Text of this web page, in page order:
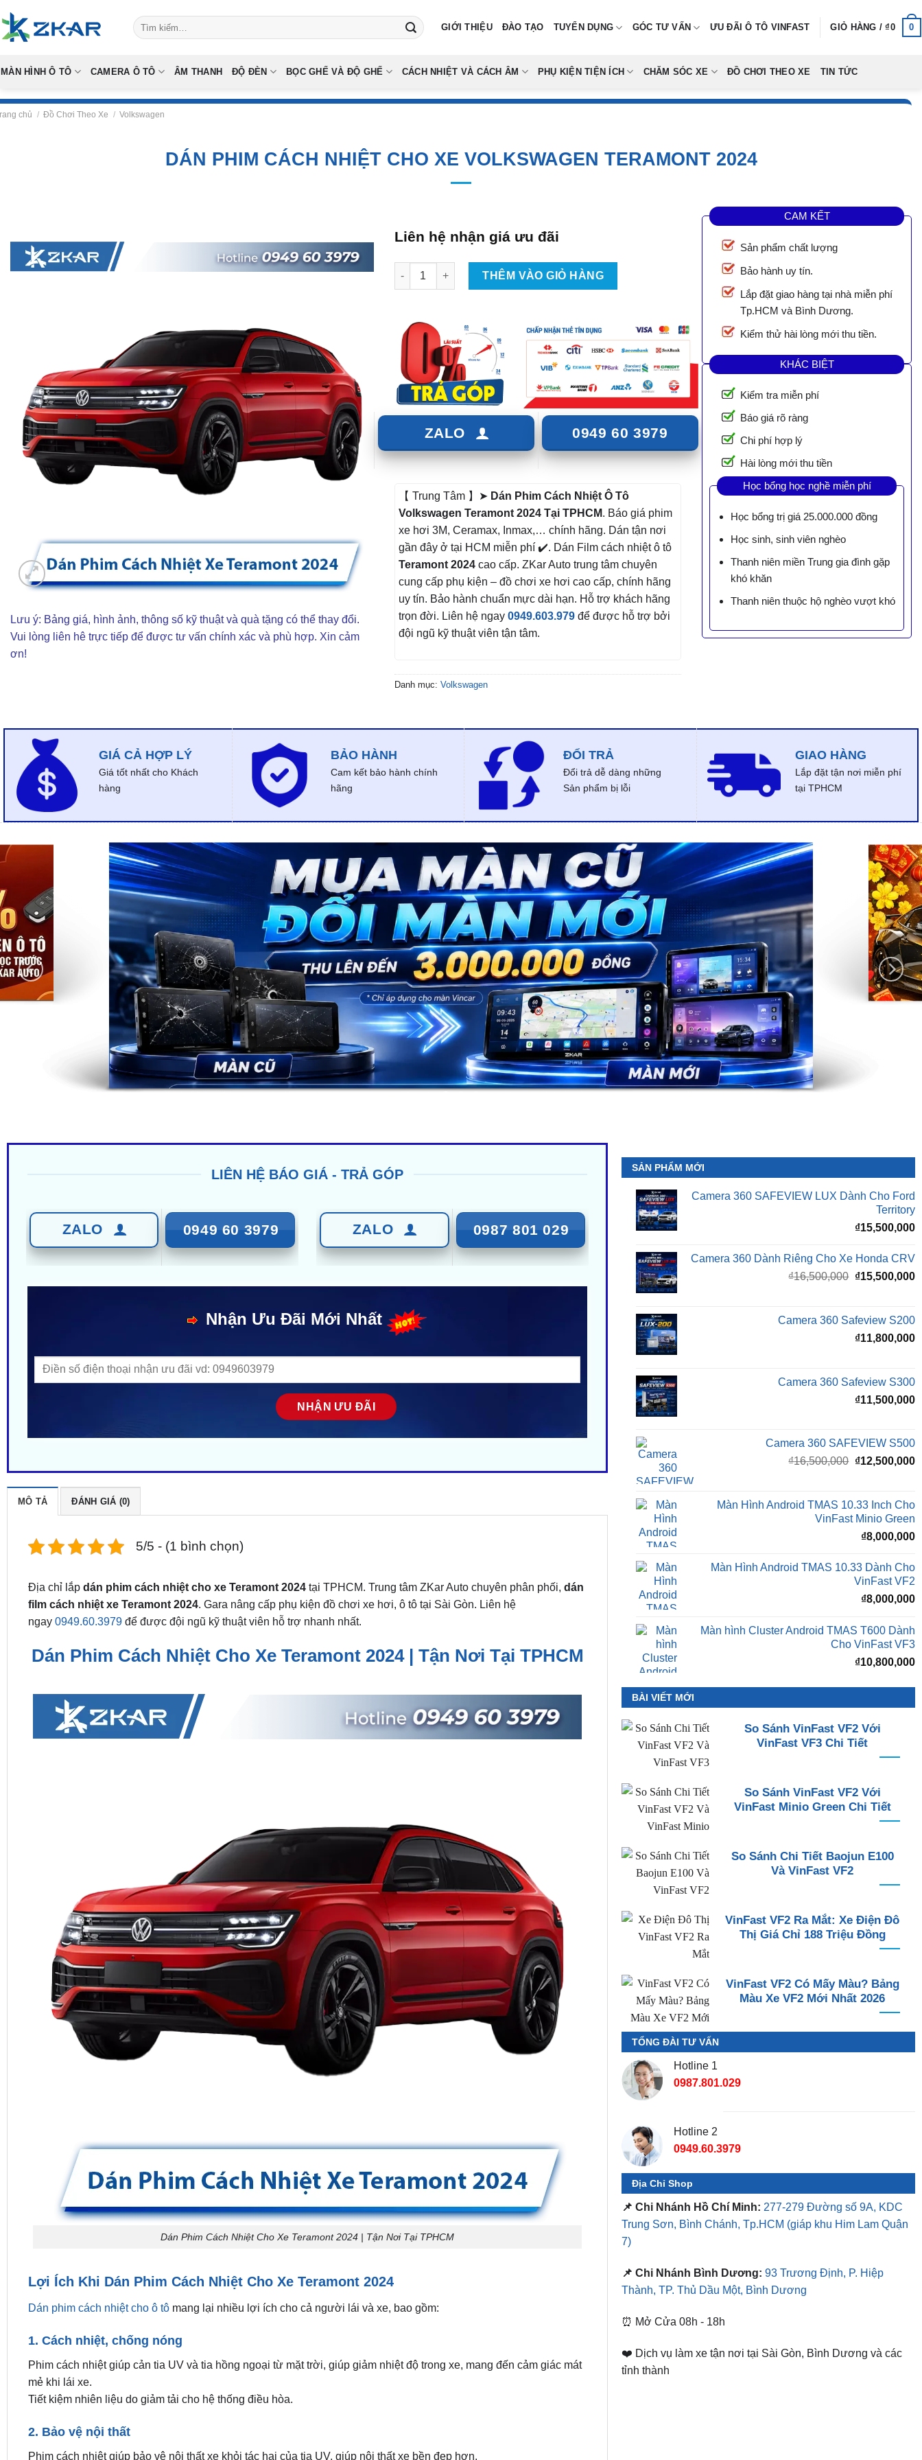
to
content
Tìm
kiếm:
GIỚI THIỆU ĐÀO TẠO TUYỂN DỤNG GÓC TƯ VẤN ƯU ĐÃI Ô TÔ VINFAST GIỎ HÀNG /₫0 0
MÀN HÌNH Ô TÔ CAMERA Ô TÔ ÂM THANH ĐỘ ĐÈN BỌC GHẾ VÀ ĐỘ GHẾ CÁCH NHIỆT VÀ CÁCH ÂM PHỤ KIỆN TIỆN ÍCH CHĂM SÓC XE ĐỒ CHƠI THEO XE TIN TỨC
chủ / Đồ Chơi Theo Xe / Volkswagen
DÁN PHIM CÁCH NHIỆT CHO XE VOLKSWAGEN TERAMONT 2024
Lưu ý: Bảng giá, hình ảnh, thông số kỹ thuật và quà tặng có thể thay đổi.
Vui lòng liên hê trực tiếp để được tư vấn chính xác và phù hợp. Xin cảm
ơn!
Liên hệ nhận giá ưu đãi
Dán Phim Cách Nhiệt Cho Xe Volkswagen Teramont 2024 số lượng
THÊM VÀO GIỎ HÀNG
ZALO 0949 60 3979
【 Trung Tâm 】➤ Dán Phim Cách Nhiệt Ô Tô
Volkswagen Teramont 2024 Tại TPHCM. Báo giá phim
xe hơi 3M, Ceramax, Inmax,… chính hãng. Dán tận nơi
gần đây ở tại HCM miễn phí ✔️. Dán Film cách nhiệt ô tô
Teramont 2024 cao cấp. ZKar Auto trung tâm chuyên
cung cấp phụ kiện – đồ chơi xe hơi cao cấp, chính hãng
uy tín. Bảo hành chuẩn mực dài hạn. Hỗ trợ khách hãng
trọn đời. Liên hệ ngay 0949.603.979 để được hỗ trợ bởi
đội ngũ kỹ thuật viên tận tâm.
Danh mục: Volkswagen
CAM KẾT
Sản phẩm chất lượng
Bảo hành uy tín.
Lắp đặt giao hàng tại nhà miễn phí
Tp.HCM và Bình Dương.
Kiểm thử hài lòng mới thu tiền.
KHÁC BIỆT
Kiểm tra miễn phí
Báo giá rõ ràng
Chi phí hợp lý
Hài lòng mới thu tiền
Học bổng học nghề miễn phí
Học bổng trị giá 25.000.000 đồng
Học sinh, sinh viên nghèo
Thanh niên miền Trung gia đình gặp
khó khăn
Thanh niên thuộc hộ nghèo vượt khó
GIÁ CẢ HỢP LÝ
Giá tốt nhất cho Khách
hàng
BẢO HÀNH
Cam kết bảo hành chính
hãng
ĐỔI TRẢ
Đổi trả dễ dàng những
Sản phẩm bị lỗi
GIAO HÀNG
Lắp đặt tận nơi miễn phí
tại TPHCM
LIÊN HỆ BÁO GIÁ - TRẢ GÓP
ZALO 0949 60 3979 ZALO 0987 801 029
Nhận Ưu Đãi Mới Nhất
MÔ TẢ ĐÁNH GIÁ (0)
5/5 - (1 bình chọn)
Địa chỉ lắp dán phim cách nhiệt cho xe Teramont 2024tại TPHCM. Trung tâm ZKar Auto chuyên phân phối, dán
film cách nhiệt xe Teramont 2024. Gara nâng cấp phụ kiện đồ chơi xe hơi, ô tô tại Sài Gòn. Liên hệ
ngay 0949.60.3979để được đội ngũ kỹ thuật viên hỗ trợ nhanh nhất.
Dán Phim Cách Nhiệt Cho Xe Teramont 2024 | Tận Nơi Tại TPHCM
Dán Phim Cách Nhiệt Cho Xe Teramont 2024 | Tận Nơi Tại TPHCM
Lợi Ích Khi Dán Phim Cách Nhiệt Cho Xe Teramont 2024
Dán phim cách nhiệt cho ô tômang lại nhiều lợi ích cho cả người lái và xe, bao gồm:
1. Cách nhiệt, chống nóng
Phim cách nhiệt giúp cản tia UV và tia hồng ngoại từ mặt trời, giúp giảm nhiệt độ trong xe, mang đến cảm giác mát
mẻ khi lái xe.
Tiết kiệm nhiên liệu do giảm tải cho hệ thống điều hòa.
2. Bảo vệ nội thất
Phim cách nhiệt giúp bảo vệ nội thất xe khỏi tác hại của tia UV, giúp nội thất xe bền đẹp hơn.
SẢN PHẨM MỚI
Camera 360 SAFEVIEW LUX Dành Cho Ford
Territory
₫15,500,000
Camera 360 Dành Riêng Cho Xe Honda CRV
₫16,500,000 Giá
₫16,500,000.
₫15,500,000
Camera 360 Safeview S200
₫11,800,000
Camera 360 Safeview S300
₫11,500,000
Camera 360 SAFEVIEW S500
₫16,500,000 Giá
₫16,500,000.
₫12,500,000
Màn Hình Android TMAS 10.33 Inch Cho
VinFast Minio Green
₫8,000,000
Màn Hình Android TMAS 10.33 Dành Cho
VinFast VF2
₫8,000,000
Màn hình Cluster Android TMAS T600 Dành
Cho VinFast VF3
₫10,800,000
BÀI VIẾT MỚI
So Sánh VinFast VF2 Với
VinFast VF3 Chi Tiết
So Sánh VinFast VF2 Với
VinFast Minio Green Chi Tiết
So Sánh Chi Tiết Baojun E100
Và VinFast VF2
VinFast VF2 Ra Mắt: Xe Điện Đô
Thị Giá Chỉ 188 Triệu Đồng
VinFast VF2 Có Mấy Màu? Bảng
Màu Xe VF2 Mới Nhất 2026
TỔNG ĐÀI TƯ VẤN
Hotline 1
0987.801.029
Hotline 2
0949.60.3979
Địa Chỉ Shop
📌 Chi Nhánh Hồ Chí Minh: 277-279 Đường số 9A, KDC
Trung Sơn, Bình Chánh, Tp.HCM (giáp khu Him Lam Quận
7)
📌 Chi Nhánh Bình Dương: 93 Trương Định, P. Hiệp
Thành, TP. Thủ Dầu Một, Bình Dương
⏰ Mở Cửa 08h - 18h
❤️ Dịch vụ làm xe tận nơi tại Sài Gòn, Bình Dương và các
tỉnh thành